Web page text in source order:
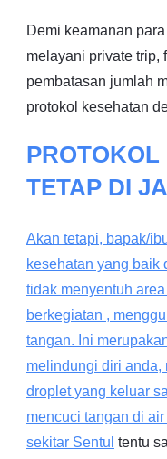
Demi keamanan
melayani private trip,
pembatasan jumlah
protokol kesehatan
PROTOKOL
TETAP DI
Akan tetapi, bapak/
kesehatan yang baik
tidak menyentuh
berkegiatan ,
tangan. Ini
melindungi diri anda,
droplet yang keluar
mencuci tangan di
sekitar Sentul tentu